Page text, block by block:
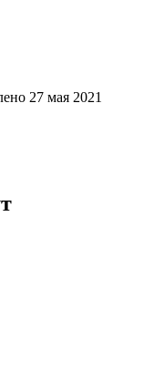
27 мая 2021